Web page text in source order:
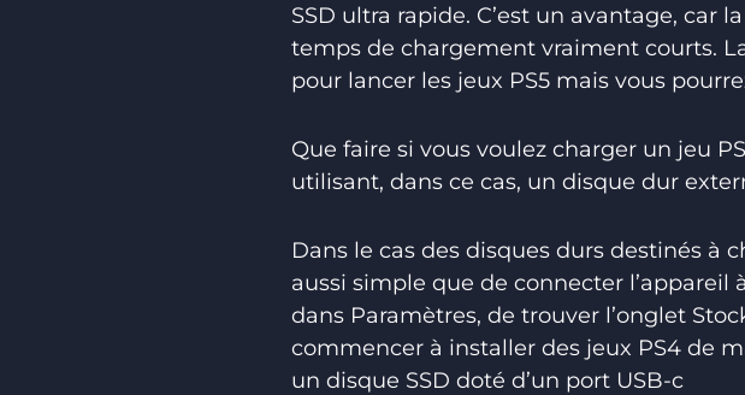
SSD ultra rapide. C’est un avantage, car
temps de chargement vraiment courts.
pour lancer les jeux PS5 mais vous
Que faire si vous voulez charger un jeu
utilisant, dans ce cas, un disque dur
Dans le cas des disques durs destinés à
aussi simple que de connecter l’appareil
dans Paramètres, de trouver l’onglet
commencer à installer des jeux PS4 de
un disque SSD doté d’un port USB-c